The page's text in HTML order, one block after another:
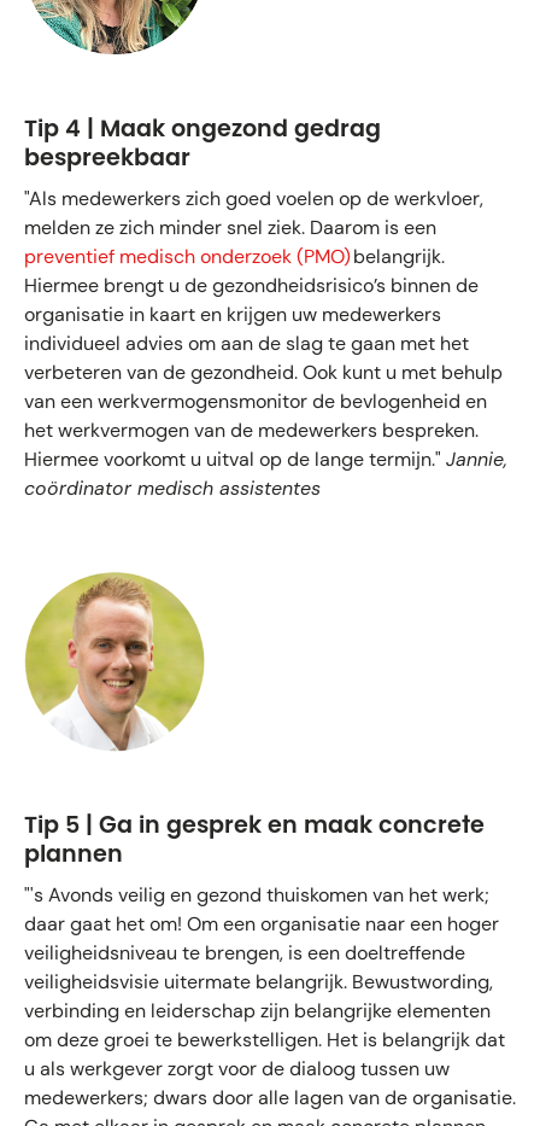
Tip 4 | Maak ongezond gedrag
bespreekbaar
"Als medewerkers zich goed voelen op de werkvloer,
melden ze zich minder snel ziek. Daarom is een
preventief medisch onderzoek (PMO)belangrijk.
Hiermee brengt u de gezondheidsrisico’s binnen de
organisatie in kaart en krijgen uw medewerkers
individueel advies om aan de slag te gaan met het
verbeteren van de gezondheid. Ook kunt u met behulp
van een werkvermogensmonitor de bevlogenheid en
het werkvermogen van de medewerkers bespreken.
Hiermee voorkomt u uitval op de lange termijn." Jannie,
coördinator medisch assistentes
Tip 5 | Ga in gesprek en maak concrete
plannen
"'s Avonds veilig en gezond thuiskomen van het werk;
daar gaat het om! Om een organisatie naar een hoger
veiligheidsniveau te brengen, is een doeltreffende
veiligheidsvisie uitermate belangrijk. Bewustwording,
verbinding en leiderschap zijn belangrijke elementen
om deze groei te bewerkstelligen. Het is belangrijk dat
u als werkgever zorgt voor de dialoog tussen uw
medewerkers; dwars door alle lagen van de organisatie.